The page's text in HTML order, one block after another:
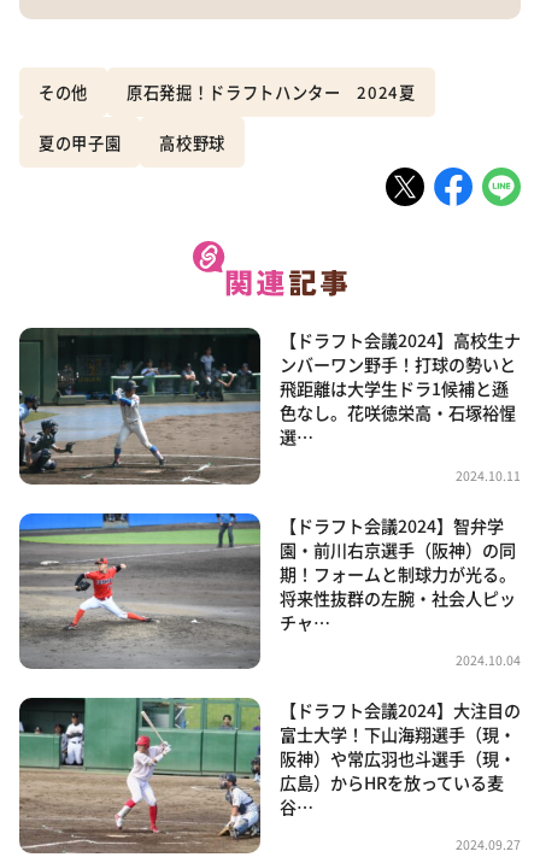
その他 原石発掘！ドラフトハンター 2024夏
夏の甲子園 高校野球
【ドラフト会議2024】高校生ナ
ンバーワン野手！打球の勢いと
飛距離は大学生ドラ1候補と遜
色なし。花咲徳栄高・石塚裕惺
選…
2024.10.11
【ドラフト会議2024】智弁学
園・前川右京選手（阪神）の同
期！フォームと制球力が光る。
将来性抜群の左腕・社会人ピッ
チャ…
2024.10.04
【ドラフト会議2024】大注目の
富士大学！下山海翔選手（現・
阪神）や常広羽也斗選手（現・
広島）からHRを放っている麦
谷…
2024.09.27